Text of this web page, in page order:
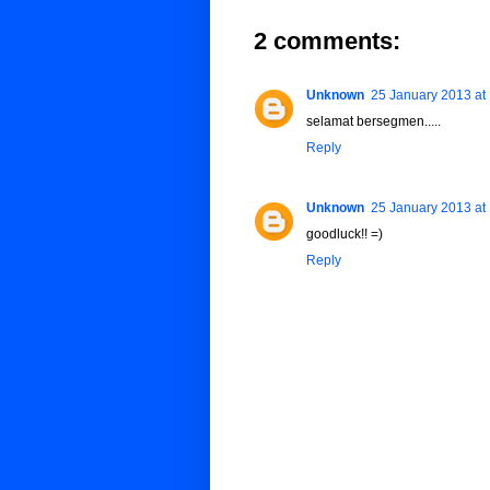
2 comments:
Unknown 25 January 2013 at
selamat bersegmen.....
Reply
Unknown 25 January 2013 at
goodluck!! =)
Reply